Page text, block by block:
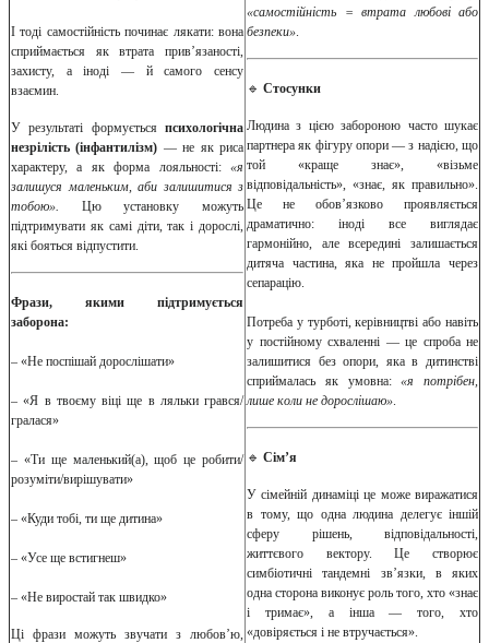
І тоді самостійність починає лякати: вона
сприймається як втрата прив’язаності,
захисту, а іноді — й самого сенсу
взаємин.
У результаті формується психологічна
незрілість (інфантилізм) — не як риса
характеру, а як форма лояльності: «я
залишуся маленьким, аби залишитися з
тобою». Цю установку можуть
підтримувати як самі діти, так і дорослі,
які бояться відпустити.
Фрази, якими підтримується
заборона:
– «Не поспішай дорослішати»
– «Я в твоєму віці ще в ляльки грався/
гралася»
– «Ти ще маленький(а), щоб це робити/
розуміти/вирішувати»
– «Куди тобі, ти ще дитина»
– «Усе ще встигнеш»
– «Не виростай так швидко»
Ці фрази можуть звучати з любов’ю,
«самостійність = втрата любові або
безпеки».
🔹 Стосунки
Людина з цією забороною часто шукає
партнера як фігуру опори — з надією, що
той «краще знає», «візьме
відповідальність», «знає, як правильно».
Це не обов’язково проявляється
драматично: іноді все виглядає
гармонійно, але всередині залишається
дитяча частина, яка не пройшла через
сепарацію.
Потреба у турботі, керівництві або навіть
у постійному схваленні — це спроба не
залишитися без опори, яка в дитинстві
сприймалась як умовна:«я потрібен,
лише коли не дорослішаю».
🔹 Сім’я
У сімейній динаміці це може виражатися
в тому, що одна людина делегує іншій
сферу рішень, відповідальності,
життєвого вектору. Це створює
симбіотичні тандемні зв’язки, в яких
одна сторона виконує роль того, хто «знає
і тримає», а інша — того, хто
«довіряється і не втручається».